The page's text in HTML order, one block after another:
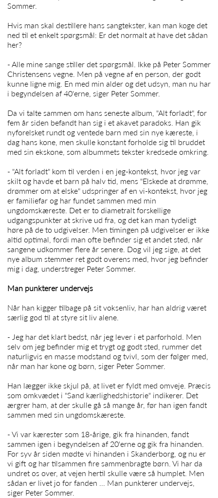
Sommer.
Hvis man skal destillere hans sangtekster, kan man koge det
ned til et enkelt spørgsmål: Er det normalt at have det sådan
her?
- Alle mine sange stiller det spørgsmål. Ikke på Peter Sommer
Christensens vegne. Men på vegne af en person, der godt
kunne ligne mig. En med min alder og det udsyn, man nu har
i begyndelsen af 40'erne, siger Peter Sommer.
Da vi talte sammen om hans seneste album, "Alt forladt", for
fem år siden befandt han sig i et akavet paradoks. Han gik
nyforelsket rundt og ventede barn med sin nye kæreste, i
dag hans kone, men skulle konstant forholde sig til bruddet
med sin ekskone, som albummets tekster kredsede omkring.
- "Alt forladt" kom til verden i en jeg-kontekst, hvor jeg var
skilt og havde et barn på halv tid, mens "Elskede at drømme,
drømmer om at elske" udspringer af en vi-kontekst, hvor jeg
er familiefar og har fundet sammen med min
ungdomskæreste. Det er to diametralt forskellige
udgangspunkter at skrive ud fra, og det kan man tydeligt
høre på de to udgivelser. Men timingen på udgivelser er ikke
altid optimal, fordi man ofte befinder sig et andet sted, når
sangene udkommer flere år senere. Dog vil jeg sige, at det
nye album stemmer ret godt overens med, hvor jeg befinder
mig i dag, understreger Peter Sommer.
Man punkterer undervejs
Når han kigger tilbage på sit voksenliv, har han aldrig været
særlig god til at styre sit liv alene.
- Jeg har det klart bedst, når jeg lever i et parforhold. Men
selv om jeg befinder mig et trygt og godt sted, rummer det
naturligvis en masse modstand og tvivl, som der følger med,
når man har kone og børn, siger Peter Sommer.
Han lægger ikke skjul på, at livet er fyldt med omveje. Præcis
som omkvædet i "Sand kærlighedshistorie" indikerer. Det
ærgrer ham, at der skulle gå så mange år, før han igen fandt
sammen med sin ungdomskæreste.
- Vi var kærester som 18-årige, gik fra hinanden, fandt
sammen igen i begyndelsen af 20'erne og gik fra hinanden.
For syv år siden mødte vi hinanden i Skanderborg, og nu er
vi gift og har tilsammen fire sammenbragte børn. Vi har da
undret os over, at vejen hertil skulle være så humplet. Men
sådan er livet jo for fanden ... Man punkterer undervejs,
siger Peter Sommer.